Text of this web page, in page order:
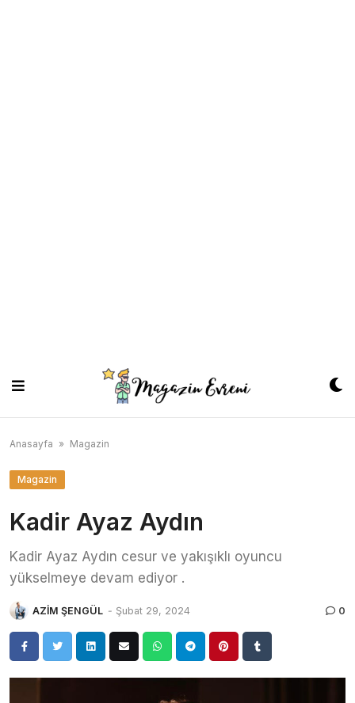
content
Anasayfa » Magazin
Magazin
Kadir Ayaz Aydın
Kadir Ayaz Aydın cesur ve yakışıklı oyuncu
yükselmeye devam ediyor .
AZİM ŞENGÜL - Şubat 29, 2024 0